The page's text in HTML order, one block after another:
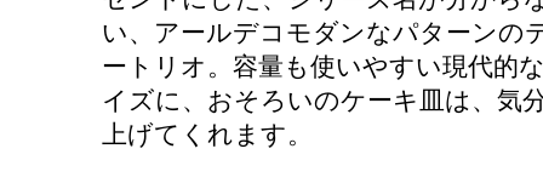
い、アールデコモダンなパターンの
ートリオ。容量も使いやすい現代的
イズに、おそろいのケーキ皿は、気
上げてくれます。